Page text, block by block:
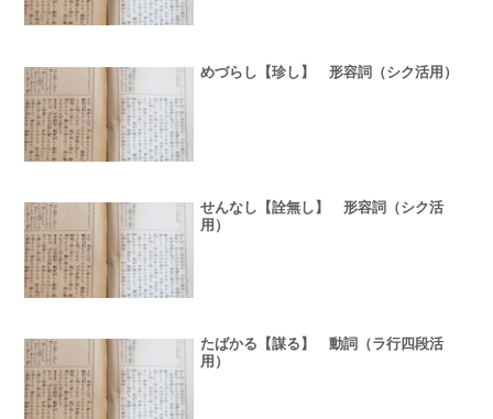
めづらし【珍し】 形容詞（シク活用）
せんなし【詮無し】 形容詞（シク活
用）
たばかる【謀る】 動詞（ラ行四段活
用）